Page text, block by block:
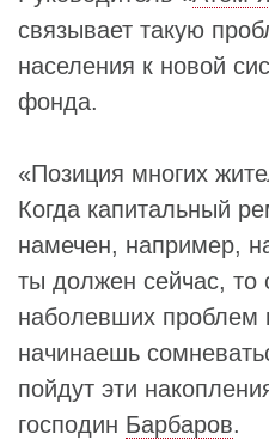
связывает такую
населения к новой
фонда.
«Позиция многих
Когда капитальный
намечен, например,
ты должен сейчас, то
наболевших
начинаешь
пойдут эти
господин Барбаров.